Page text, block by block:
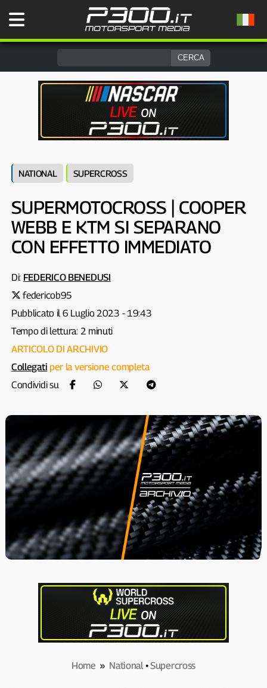
NATIONAL SUPERCROSS
SUPERMOTOCROSS | COOPER
WEBB E KTM SI SEPARANO
CON EFFETTO IMMEDIATO
Di: FEDERICO BENEDUSI
federicob95
Pubblicato il 6 Luglio 2023 - 19:43
Tempo di lettura: 2 minuti
ARTICOLO DI ARCHIVIO
Collegati per la versione completa
Condividi su
Home » National•Supercross